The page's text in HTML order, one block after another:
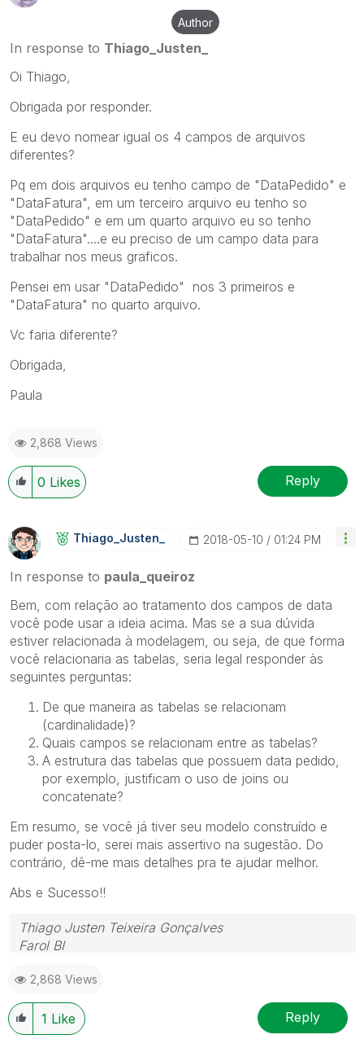
Author
In response to Thiago_Justen_
Oi Thiago,
Obrigada por responder.
E eu devo nomear igual os 4 campos de arquivos
diferentes?
Pq em dois arquivos eu tenho campo de "DataPedido" e
"DataFatura", em um terceiro arquivo eu tenho so
"DataPedido" e em um quarto arquivo eu so tenho
"DataFatura"....e eu preciso de um campo data para
trabalhar nos meus graficos.
Pensei em usar "DataPedido" nos 3 primeiros e
"DataFatura" no quarto arquivo.
Vc faria diferente?
Obrigada,
Paula
2,868 Views
0 Likes Reply
Thiago_Justen_ ‎2018-05-10 01:24 PM
In response to paula_queiroz
Bem, com relação ao tratamento dos campos de data
você pode usar a ideia acima. Mas se a sua dúvida
estiver relacionada à modelagem, ou seja, de que forma
você relacionaria as tabelas, seria legal responder às
seguintes perguntas:
De que maneira as tabelas se relacionam
(cardinalidade)?
Quais campos se relacionam entre as tabelas?
A estrutura das tabelas que possuem data pedido,
por exemplo, justificam o uso de joins ou
concatenate?
Em resumo, se você já tiver seu modelo construído e
puder posta-lo, serei mais assertivo na sugestão. Do
contrário, dê-me mais detalhes pra te ajudar melhor.
Abs e Sucesso!!
Thiago Justen Teixeira Gonçalves
Farol BI
Skype: justen.thiago
2,868 Views
1 Like Reply